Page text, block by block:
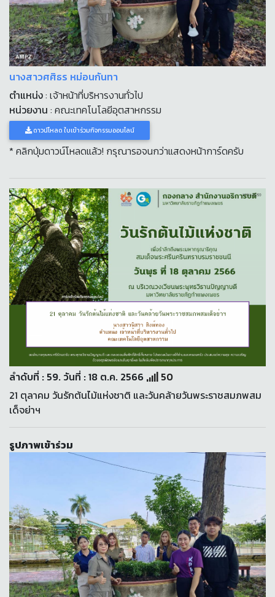
นางสาวศศิธร หม่อนกันทา
ตำแหน่ง: เจ้าหน้าที่บริหารงานทั่วไป
หน่วยงาน : คณะเทคโนโลยีอุตสาหกรรม
ดาวน์โหลด ใบเข้าร่วมกิจกรรมออนไลน์
* คลิกปุ่มดาวน์โหลดแล้ว! กรุณารอจนกว่าแสดงหน้าการ์ดครับ
ลำดับที่ : 59. วันที่ : 18 ต.ค. 2566
50
21 ตุลาคม วันรักต้นไม้แห่งชาติ และวันคล้ายวันพระราชสมภพสม
เด็จย่าฯ
รูปภาพเข้าร่วม